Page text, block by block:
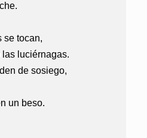
se tocan,
luciérnagas.
de sosiego,
un beso.